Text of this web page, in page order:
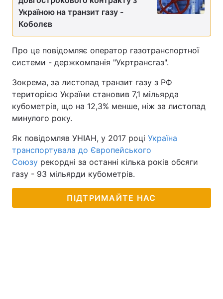
Україною на транзит газу -
Коболєв
Про це повідомляє оператор газотранспортної
системи - держкомпанія "Укртрансгаз".
Зокрема, за листопад транзит газу з РФ
територією України становив 7,1 мільярда
кубометрів, що на 12,3% менше, ніж за листопад
минулого року.
Як повідомляв УНІАН, у 2017 році Україна
транспортувала до Європейського
Союзу рекордні за останні кілька років обсяги
газу - 93 мільярди кубометрів.
ПІДТРИМАЙТЕ НАС